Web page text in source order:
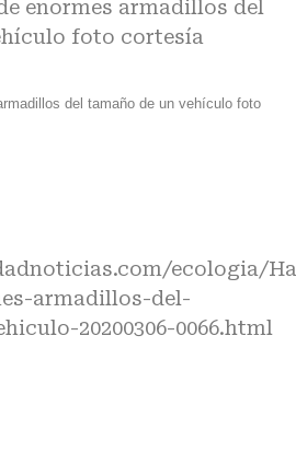
del tamaño de un vehículo foto
ecologia/
armadillos-del-
20200306-0066.html